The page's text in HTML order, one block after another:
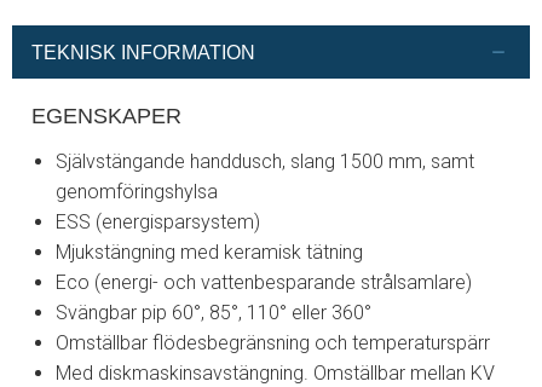
TEKNISK INFORMATION
EGENSKAPER
Självstängande handdusch, slang 1500 mm, samt
genomföringshylsa
ESS (energisparsystem)
Mjukstängning med keramisk tätning
Eco (energi- och vattenbesparande strålsamlare)
Svängbar pip 60°, 85°, 110° eller 360°
Omställbar flödesbegränsning och temperaturspärr
Med diskmaskinsavstängning. Omställbar mellan KV